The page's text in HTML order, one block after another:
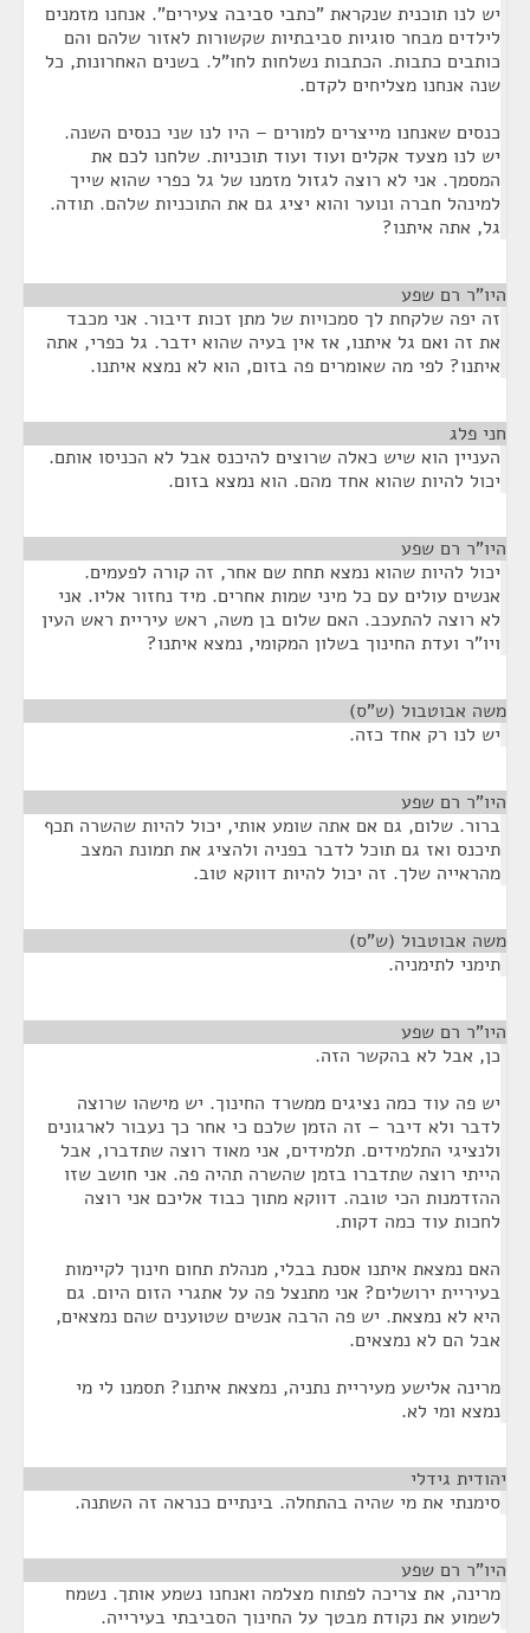
יש לנו תוכנית שנקראת "כתבי סביבה צעירים". אנחנו מזמנים
לילדים מבחר סוגיות סביבתיות שקשורות לאזור שלהם והם
כותבים כתבות. הכתבות נשלחות לחו"ל. בשנים האחרונות, כל
שנה אנחנו מצליחים לקדם.
כנסים שאנחנו מייצרים למורים – היו לנו שני כנסים השנה.
יש לנו מצעד אקלים ועוד ועוד תוכניות. שלחנו לכם את
המסמך. אני לא רוצה לגזול מזמנו של גל כפרי שהוא שייך
למינהל חברה ונוער והוא יציג גם את התוכניות שלהם. תודה.
גל, אתה איתנו?
היו"ר רם שפע
זה יפה שלקחת לך סמכויות של מתן זכות דיבור. אני מכבד
את זה ואם גל איתנו, אז אין בעיה שהוא ידבר. גל כפרי, אתה
איתנו? לפי מה שאומרים פה בזום, הוא לא נמצא איתנו.
חני פלג
העניין הוא שיש כאלה שרוצים להיכנס אבל לא הכניסו אותם.
יכול להיות שהוא אחד מהם. הוא נמצא בזום.
היו"ר רם שפע
יכול להיות שהוא נמצא תחת שם אחר, זה קורה לפעמים.
אנשים עולים עם כל מיני שמות אחרים. מיד נחזור אליו. אני
לא רוצה להתעכב. האם שלום בן משה, ראש עיריית ראש העין
ויו"ר ועדת החינוך בשלון המקומי, נמצא איתנו?
משה אבוטבול (ש"ס)
יש לנו רק אחד כזה.
היו"ר רם שפע
ברור. שלום, גם אם אתה שומע אותי, יכול להיות שהשרה תכף
תיכנס ואז גם תוכל לדבר בפניה ולהציג את תמונת המצב
מהראייה שלך. זה יכול להיות דווקא טוב.
משה אבוטבול (ש"ס)
תימני לתימניה.
היו"ר רם שפע
כן, אבל לא בהקשר הזה.
יש פה עוד כמה נציגים ממשרד החינוך. יש מישהו שרוצה
לדבר ולא דיבר – זה הזמן שלכם כי אחר כך נעבור לארגונים
ולנציגי התלמידים. תלמידים, אני מאוד רוצה שתדברו, אבל
הייתי רוצה שתדברו בזמן שהשרה תהיה פה. אני חושב שזו
ההזדמנות הכי טובה. דווקא מתוך כבוד אליכם אני רוצה
לחכות עוד כמה דקות.
האם נמצאת איתנו אסנת בבלי, מנהלת תחום חינוך לקיימות
בעיריית ירושלים? אני מתנצל פה על אתגרי הזום היום. גם
היא לא נמצאת. יש פה הרבה אנשים שטוענים שהם נמצאים,
אבל הם לא נמצאים.
מרינה אלישע מעיריית נתניה, נמצאת איתנו? תסמנו לי מי
נמצא ומי לא.
יהודית גידלי
סימנתי את מי שהיה בהתחלה. בינתיים כנראה זה השתנה.
היו"ר רם שפע
מרינה, את צריכה לפתוח מצלמה ואנחנו נשמע אותך. נשמח
לשמוע את נקודת מבטך על החינוך הסביבתי בעירייה.